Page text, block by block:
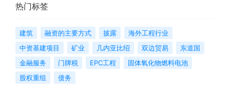
热门标签
建筑 融资的主要方式 披露
海外工程行业
中资基建项目
矿业 几内亚比绍 双边贸易
东道国
金融服务
门牌税 EPC工程
固体氧化物燃料电池
股权重组
债务